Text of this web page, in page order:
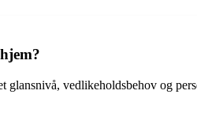
vedlikeholdsbehov og